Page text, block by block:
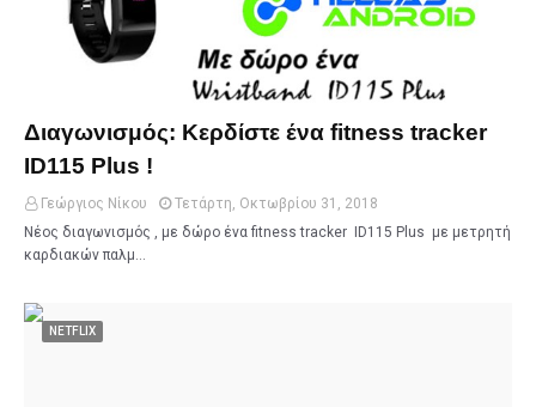
Διαγωνισμός: Κερδίστε ένα fitness tracker
ID115 Plus !
Γεώργιος Νίκου
Τετάρτη, Οκτωβρίου 31, 2018
Νέος διαγωνισμός , με δώρο ένα fitness tracker ID115 Plus με μετρητή
καρδιακών παλμ…
NETFLIX